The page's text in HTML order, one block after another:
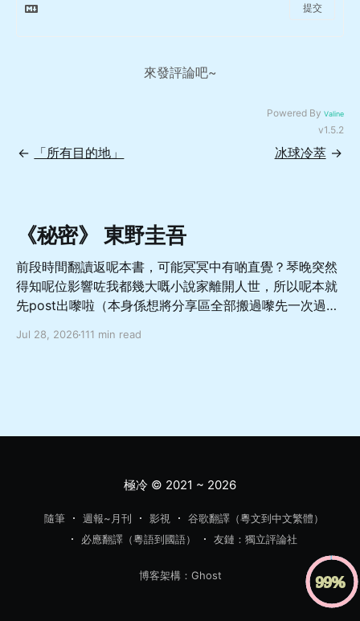
提交
來發評論吧~
Powered By Valine
v1.5.2
← 「所有目的地」 冰球冷萃→
《秘密》 東野圭吾
前段時間翻讀返呢本書，可能冥冥中有啲直覺？琴晚突然
得知呢位影響咗我都幾大嘅小說家離開人世，所以呢本就
先post出嚟啦（本身係想將分享區全部搬過嚟先一次過
善良溫柔而又軟弱怕事嘅非典型成年男性嘅角度出發，寫
希望呢本書，可以幫你暫時逃離呢個節奏越來越快嘅世
惜每一段嘅相遇同陪伴 「首先，很久以前我就有這樣的考
開雙手，「藻奈美還活著的時候，我就想過，是不是讓她
上私立比較好，並且是那種一路直升大學的中學。我不想
讓她因為中考和高考吃苦。」 「也就是說，直子不想將來
吃苦，於是現在選擇一條輕鬆的出路？」平介語帶譏諷。
「你聽我說完。沒錯，之所以考慮明年要升初中的時候馬
Jul 28, 2026 111 min read
極冷© 2021 ~ 2026
隨筆 週報~月刊 影視
谷歌翻譯（粵文到中文繁體）
必應翻譯（粵語到國語）
友鏈：獨立評論社
博客架構：Ghost